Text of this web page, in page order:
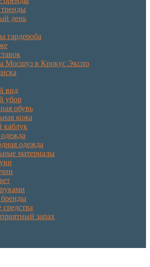
день
гардероба
Мосшуз в Крокус Экспо
вид
убор
обувь
кожа
каблук
одежда
материалы
запах